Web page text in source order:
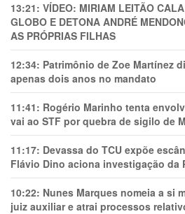
13:21: VÍDEO: MIRIAM LEITÃO
GLOBO E DETONA ANDRÉ
AS PRÓPRIAS FILHAS
12:34: Patrimônio de Zoe Martínez
apenas dois anos no mandato
11:41: Rogério Marinho tenta
vai ao STF por quebra de sigilo de
11:17: Devassa do TCU expõe
Flávio Dino aciona investigação da
10:22: Nunes Marques nomeia a si
juiz auxiliar e atrai processos